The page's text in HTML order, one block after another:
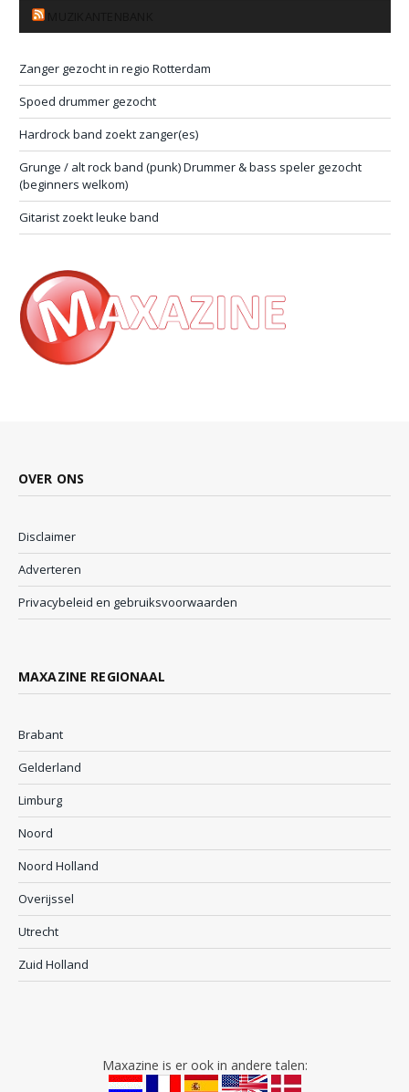
Zanger gezocht in regio Rotterdam
Spoed drummer gezocht
Hardrock band zoekt zanger(es)
Grunge / alt rock band (punk) Drummer & bass speler gezocht
(beginners welkom)
Gitarist zoekt leuke band
OVER ONS
Disclaimer
Adverteren
Privacybeleid en gebruiksvoorwaarden
MAXAZINE REGIONAAL
Brabant
Gelderland
Limburg
Noord
Noord Holland
Overijssel
Utrecht
Zuid Holland
Maxazine is er ook in andere talen: